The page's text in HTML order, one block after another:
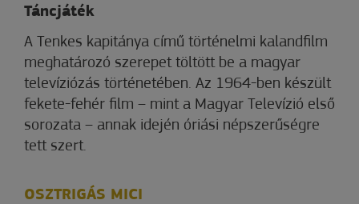
Táncjáték
A Tenkes kapitánya című történelmi kalandfilm
meghatározó szerepet töltött be a magyar
televíziózás történetében. Az 1964-ben készült
fekete-fehér film – mint a Magyar Televízió első
sorozata – annak idején óriási népszerűségre
tett szert.
OSZTRIGÁS MICI